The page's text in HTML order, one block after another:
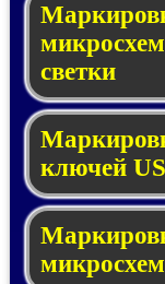
свет­ки
клю­чей